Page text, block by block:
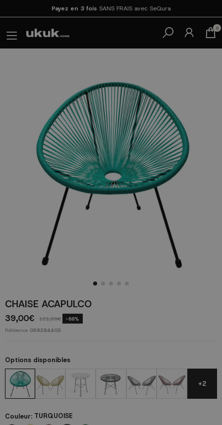
Payez en 3 fois SANS FRAIS avec SeQura
0
CHAISE ACAPULCO
39,00€ 121,88€ -68%
Référence 058284403
Options disponibles
+2
Couleur: TURQUOISE